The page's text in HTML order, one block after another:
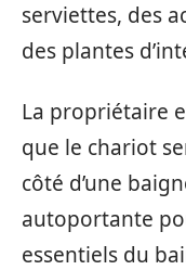
serviettes, des
des plantes
La propriétaire
que le chariot
côté d’une
autoportante
essentiels du